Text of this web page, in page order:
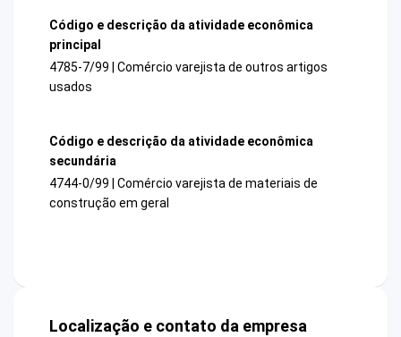
Código e descrição da atividade econômica
principal
4785-7/99 | Comércio varejista de outros artigos
usados
Código e descrição da atividade econômica
secundária
4744-0/99 | Comércio varejista de materiais de
construção em geral
Localização e contato da empresa